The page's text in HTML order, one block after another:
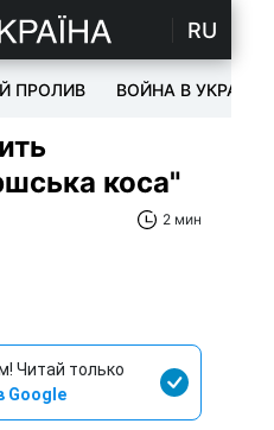
RU
ПРОЛИВ ВОЙНА В УКРАИНЕ
коса"
2 мин
Читай только
Google